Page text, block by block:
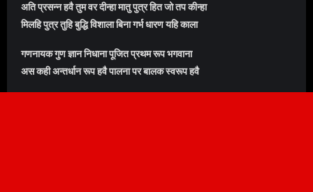
अति प्रसन्न हवै तुम वर दीन्हा मातु पुत्र हित जो तप कीन्हा
मिलहि पुत्र तुहि बुद्धि विशाला बिना गर्भ धारण यहि काला
गणनायक गुण ज्ञान निधाना पूजित प्रथम रूप भगवाना
अस कही अन्तर्धान रूप हवै पालना पर बालक स्वरूप हवै